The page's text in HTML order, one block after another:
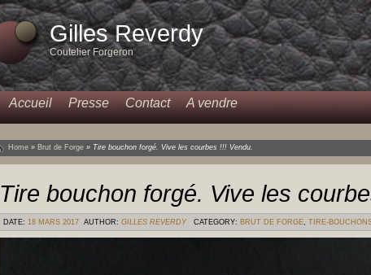
Gilles Reverdy
Coutelier Forgeron
Accueil Presse Contact A vendre
Home » Brut de Forge » Tire bouchon forgé. Vive les courbes !!! Vendu.
Tire bouchon forgé. Vive les
DATE: 18 MARS 2017 AUTHOR: GILLES REVERDY CATEGORY: BRUT DE FORGE, TIRE-